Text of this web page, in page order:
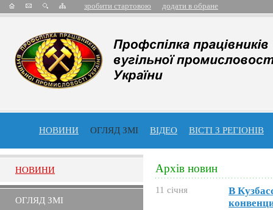
зробити стартовою додати в обране
НОВИНИ ОГЛЯД ЗМІ ВІДЕО ВІСТІ З РЕГІОНІВ
НОВИНИ
ОГЛЯД ЗМI
Архів новин
11 січня
В